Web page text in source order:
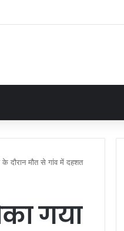
14 अगस्त तक पूरा हिसाब देने का निर्देश
दौरान मौत से गांव में दहशत
गया